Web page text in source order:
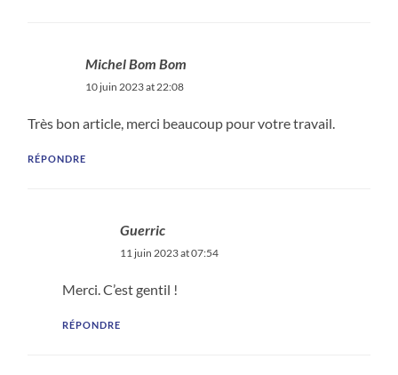
Michel Bom Bom
10 juin 2023 at 22:08
Très bon article, merci beaucoup pour votre travail.
RÉPONDRE
Guerric
11 juin 2023 at 07:54
Merci. C’est gentil !
RÉPONDRE